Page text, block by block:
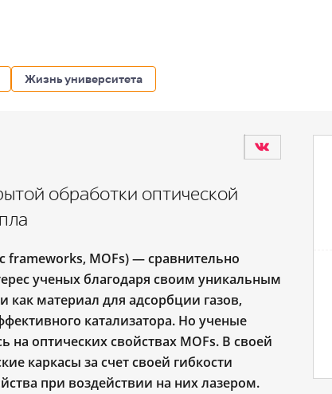
Жизнь университета
обработки оптической
frameworks, MOFs) — сравнительно
ученых благодаря своим уникальным
как материал для адсорбции газов,
катализатора. Но ученые
оптических свойствах MOFs. В своей
каркасы за счет своей гибкости
при воздействии на них лазером.